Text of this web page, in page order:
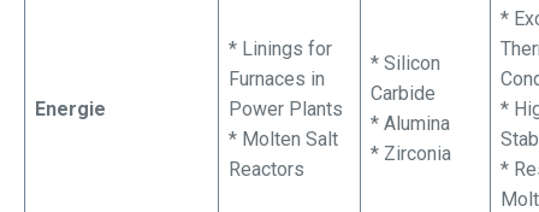
Energie
* Linings for
Furnaces in
Power Plants
* Molten Salt
Reactors
* Silicon
Carbide
* Alumina
* Zirconia
*
*
*